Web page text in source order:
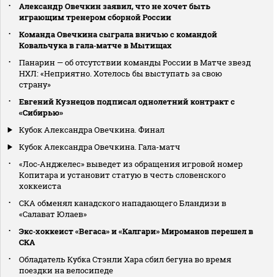
Александр Овечкин заявил, что не хочет быть
играющим тренером сборной России
Команда Овечкина сыграла вничью с командой
Ковальчука в гала‑матче в Мытищах
Панарин — об отсутствии команды России в Матче звезд
НХЛ: «Неприятно. Хотелось бы выступать за свою
страну»
Евгений Кузнецов подписал однолетний контракт с
«Сибирью»
Кубок Александра Овечкина. Финал
Кубок Александра Овечкина. Гала-матч
«Лос‑Анджелес» выведет из обращения игровой номер
Копитара и установит статую в честь словенского
хоккеиста
СКА обменял канадского нападающего Бландизи в
«Салават Юлаев»
Экс‑хоккеист «Вегаса» и «Калгари» Мироманов перешел в
СКА
Обладатель Кубка Стэнли Хара сбил бегуна во время
поездки на велосипеде